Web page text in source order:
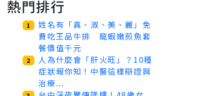
熱門排行
1
姓名有「真、淑、美、麗」免
費吃王品牛排 龍蝦嫩煎魚套
餐價值千元
2
人為什麼會「肝火旺」？10種
症狀報你知！中醫這樣辯證與
治療...